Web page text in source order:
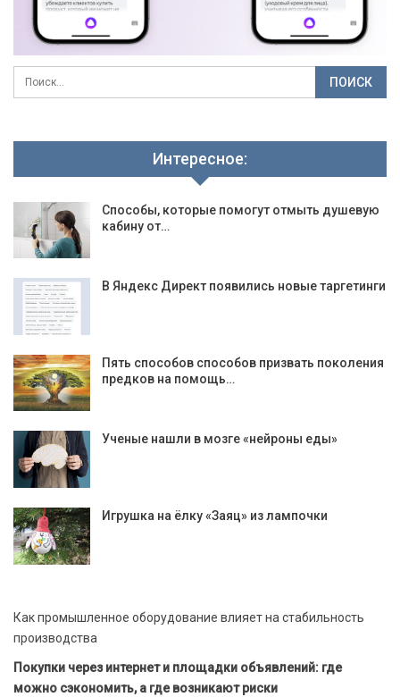
Интересное:
Способы, которые помогут отмыть душевую
кабину от…
В Яндекс Директ появились новые таргетинги
Пять способов способов призвать поколения
предков на помощь…
Ученые нашли в мозге «нейроны еды»
Игрушка на ёлку «Заяц» из лампочки
Как промышленное оборудование влияет на стабильность
производства
Покупки через интернет и площадки объявлений: где
можно сэкономить, а где возникают риски